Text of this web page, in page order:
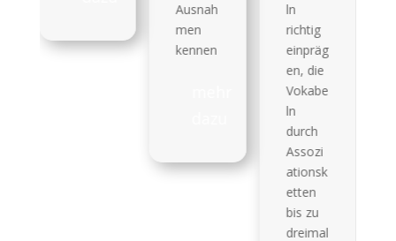
kennen
ln
richtig
einpräg
ationsk
e erste
Schritt!
Er zeigt
dir, wo
stehst,
und
hilft dir,
den
passen
den